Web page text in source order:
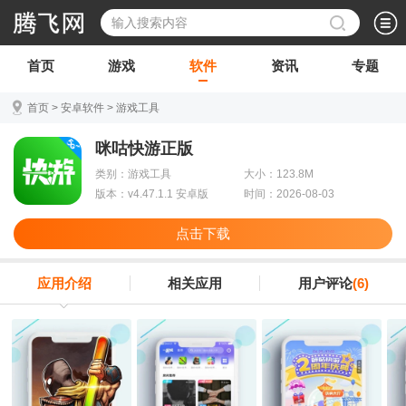
首页 游戏 软件 资讯 专题
首页 > 安卓软件 > 游戏工具
咪咕快游正版
类别：游戏工具
大小：123.8M
版本：v4.47.1.1 安卓版
时间：2026-08-03
点击下载
应用介绍 相关应用 用户评论(6)